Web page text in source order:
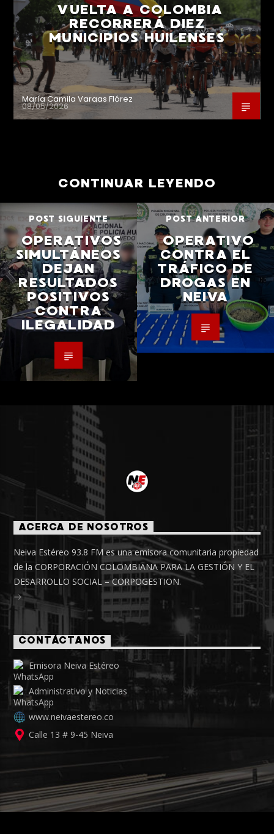
VUELTA A COLOMBIA
RECORRERÁ DIEZ
MUNICIPIOS HUILENSES
María Camila Vargas Flórez
08/05/2026
CONTINUAR LEYENDO
POST SIGUIENTE
OPERATIVOS
SIMULTÁNEOS
DEJAN
RESULTADOS
POSITIVOS
CONTRA
ILEGALIDAD
POST ANTERIOR
OPERATIVO
CONTRA EL
TRÁFICO DE
DROGAS EN
NEIVA
ACERCA DE NOSOTROS
Neiva Estéreo 93.8 FM es una emisora comunitaria propiedad
de la CORPORACIÓN COLOMBIANA PARA LA GESTIÓN Y EL
DESARROLLO SOCIAL – CORPOGESTION.
CONTÁCTANOS
Emisora Neiva Estéreo
Administrativo y Noticias
www.neivaestereo.co
Calle 13 # 9-45 Neiva